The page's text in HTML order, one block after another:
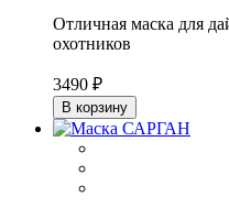
Отличная маска для
охотников
3490 ₽
В корзину